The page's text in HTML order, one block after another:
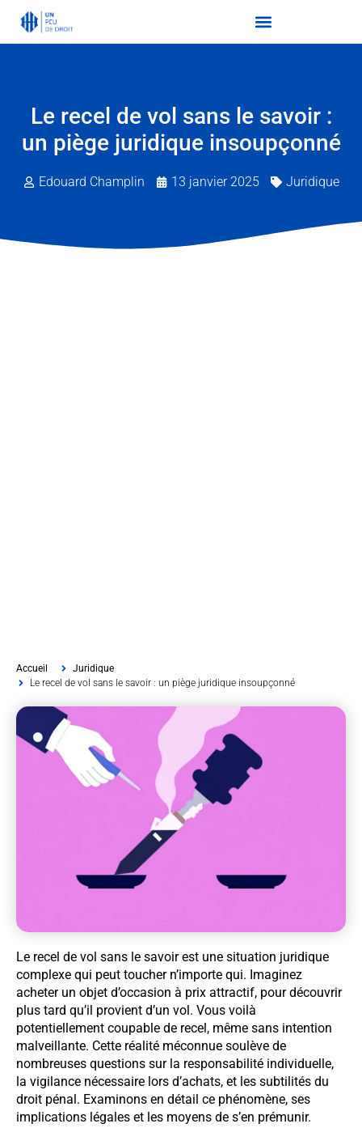
Le recel de vol sans le savoir :
un piège juridique insoupçonné
Edouard Champlin 13 janvier 2025 Juridique
Accueil
Juridique
Le recel de vol sans le savoir : un piège juridique insoupçonné
Le recel de vol sans le savoir est une situation juridique
complexe qui peut toucher n’importe qui. Imaginez
acheter un objet d’occasion à prix attractif, pour découvrir
plus tard qu’il provient d’un vol. Vous voilà
potentiellement coupable de recel, même sans intention
malveillante. Cette réalité méconnue soulève de
nombreuses questions sur la responsabilité individuelle,
la vigilance nécessaire lors d’achats, et les subtilités du
droit pénal. Examinons en détail ce phénomène, ses
implications légales et les moyens de s’en prémunir.